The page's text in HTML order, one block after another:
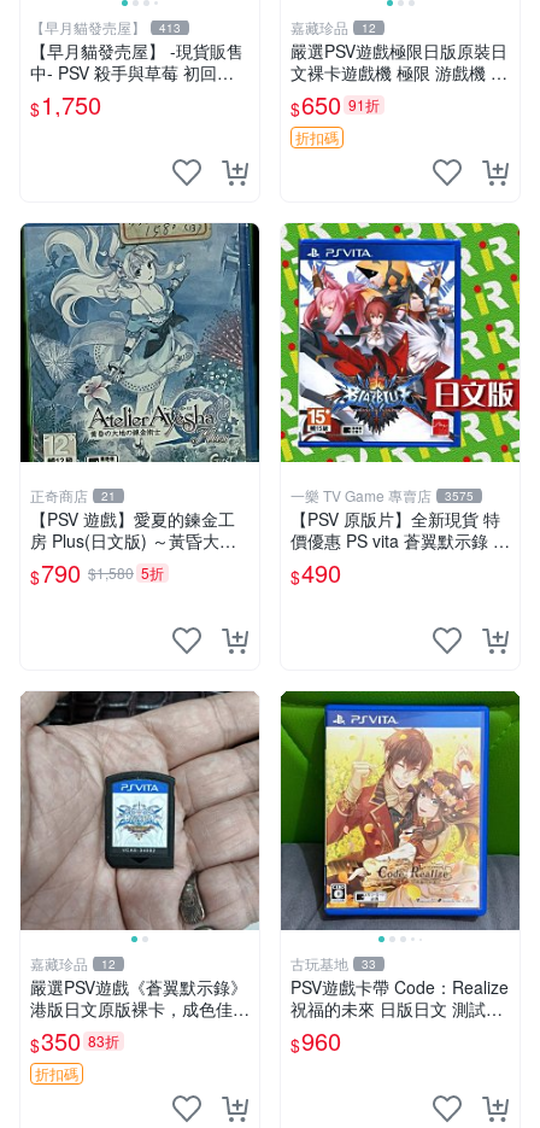
【早月貓發売屋】 413
【早月貓發売屋】 -現貨販售
中- PSV 殺手與草莓 初回限
定版 月影BOX 純日版 日文版
※戀愛×懸疑※
$1,750
嘉藏珍品 12
嚴選PSV遊戲極限日版原裝日
文裸卡遊戲機 極限 游戲機 P
SV
$650 91折
折扣碼
正奇商店 21
【PSV 遊戲】愛夏的鍊金工
房 Plus(日文版) ～黃昏大地
之鍊金術士～◇正奇商店◆
$790 $1,580 5折
一樂 TV Game 專賣店 3575
【PSV 原版片】全新現貨 特
價優惠 PS vita 蒼翼默示錄 時
間幻象 BBCP 亞日版 日文版
【台中一樂電玩】
$490
嘉藏珍品 12
嚴選PSV遊戲《蒼翼默示錄》
港版日文原版裸卡，成色佳
蒼翼 默示錄 PSV 港版
$350 83折
折扣碼
古玩基地 33
PSV遊戲卡帶 Code：Realize
祝福的未來 日版日文 測試正
常適合收藏 成色如圖 過去久
遠使用痕跡 游戲機玩古早遊
$960